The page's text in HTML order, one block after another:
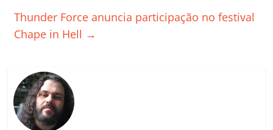
o
k
p a k h
Thunder Force anuncia participação no festival
Chape in Hell →